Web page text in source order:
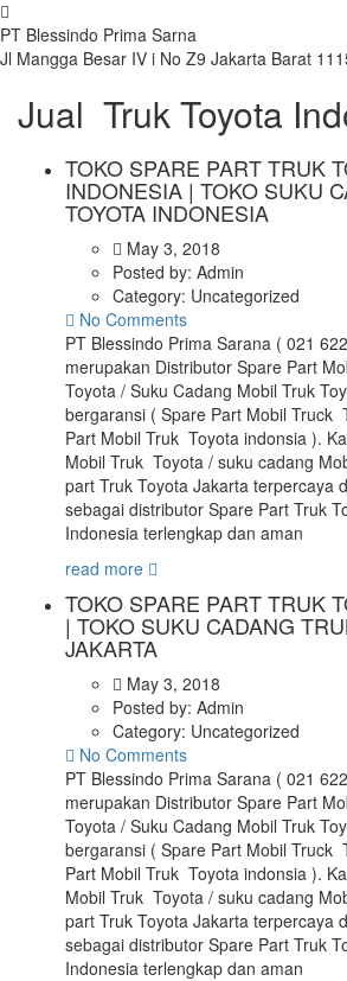
PT Blessindo Prima Sarna
Jl Mangga Besar IV i No Z9 Jakarta Barat
Jual Truk Toyota
TOKO SPARE PART TRUK
INDONESIA | TOKO SUKU
TOYOTA INDONESIA
May 3, 2018
Posted by: Admin
Category: Uncategorized
No Comments
PT Blessindo Prima Sarana ( 021
merupakan Distributor Spare Part
Toyota / Suku Cadang Mobil Truk
bergaransi ( Spare Part Mobil Truck
Part Mobil Truk Toyota indonsia ).
Mobil Truk Toyota / suku cadang
part Truk Toyota Jakarta terpercaya
sebagai distributor Spare Part Truk
Indonesia terlengkap dan aman
read more
TOKO SPARE PART TRUK
| TOKO SUKU CADANG
JAKARTA
May 3, 2018
Posted by: Admin
Category: Uncategorized
No Comments
PT Blessindo Prima Sarana ( 021
merupakan Distributor Spare Part
Toyota / Suku Cadang Mobil Truk
bergaransi ( Spare Part Mobil Truck
Part Mobil Truk Toyota indonsia ).
Mobil Truk Toyota / suku cadang
part Truk Toyota Jakarta terpercaya
sebagai distributor Spare Part Truk
Indonesia terlengkap dan aman